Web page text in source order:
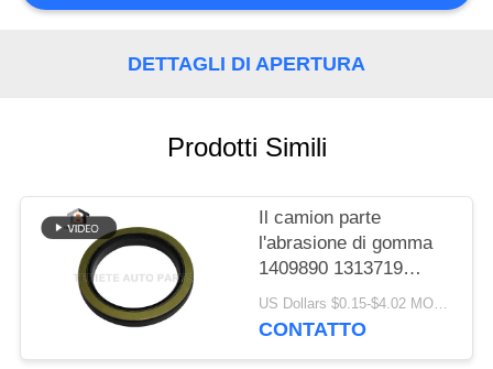
PRIVACY
POLICY
DETTAGLI DI APERTURA
Prodotti Simili
Il camion parte
l'abrasione di gomma
1409890 1313719
resistenti di
invecchiamento
US Dollars $0.15-$4.02 MOQ:10PCS
CONTATTO